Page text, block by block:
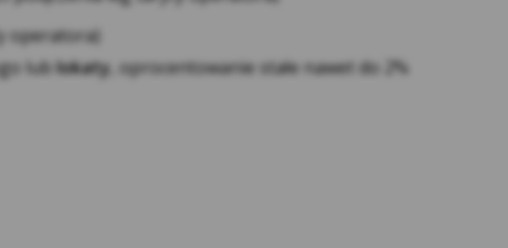
operatora)
lublokaty , oprocentowanie stałe nawet do 2%
się w nowym oknie;
aktywności użytkowników portalu
Kasy. Te cookies pozwalają na